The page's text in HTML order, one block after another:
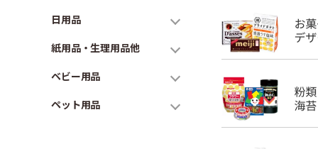
日用品
紙用品・生理用品他
ベビー用品
ペット用品